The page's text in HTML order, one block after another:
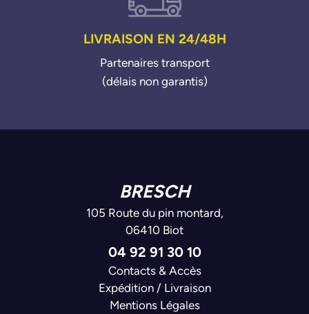
LIVRAISON EN 24/48H
Partenaires transport
(délais non garantis)
BRESCH
105 Route du pin montard,
06410 Biot
04 92 91 30 10
Contacts & Accès
Expédition / Livraison
Mentions Légales